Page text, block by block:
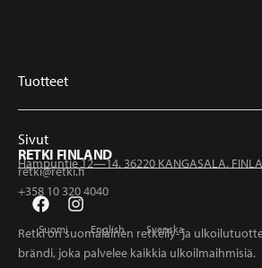
Tuotteet
Sivut
RETKI FINLAND
Hampuntie 12—14, 36220 KANGASALA,
retki@retki.fi
+358 10 320 4040
Suomi English Svenska
Retki on suomalainen retkeily- ja
brändi, joka palvelee kaikkia ulkoilmaihmisiä.